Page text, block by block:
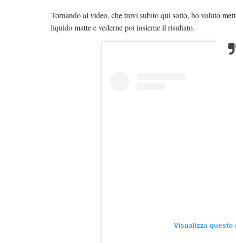
Tornando al video, che trovi subito qui sotto, ho voluto
liquido matte e vederne poi insieme il risultato.
Visualizza questo